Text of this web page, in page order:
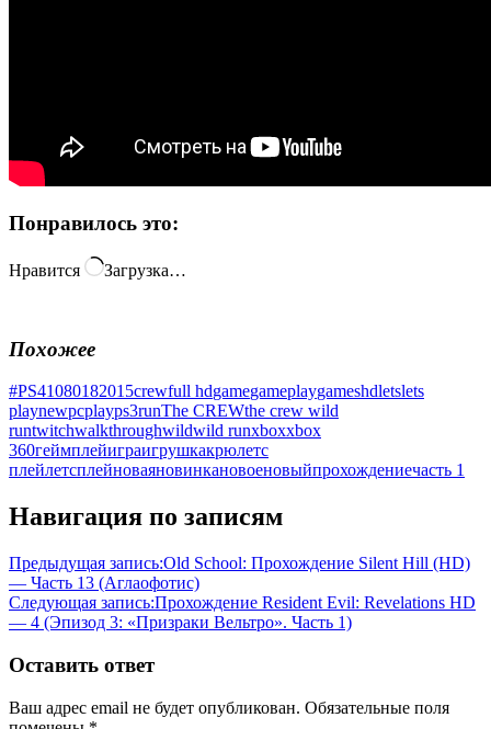
Понравилось это:
Нравится Загрузка…
Похожее
#PS41080182015crewfull hdgamegameplaygameshdletslets
playnewpcplayps3runThe CREWthe crew wild
runtwitchwalkthroughwildwild runxboxxbox
360геймплейиграигрушкакрюлетс
плейлетсплейноваяновинкановоеновыйпрохождениечасть 1
Навигация по записям
Предыдущая запись:Old School: Прохождение Silent Hill (HD)
— Часть 13 (Аглаофотис)
Следующая запись:Прохождение Resident Evil: Revelations HD
— 4 (Эпизод 3: «Призраки Вельтро». Часть 1)
Оставить ответ
Ваш адрес email не будет опубликован. Обязательные поля